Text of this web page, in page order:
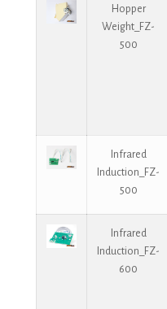
Hopper
Weight_FZ-
500
Infrared
Induction_FZ-
500
Infrared
Induction_FZ-
600